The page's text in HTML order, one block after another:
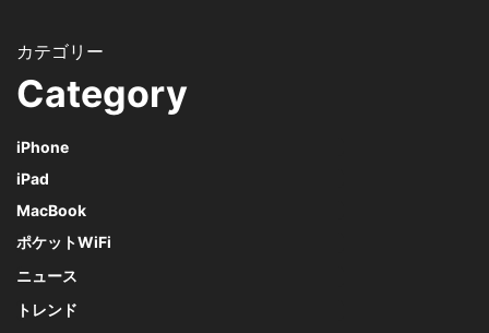
Category
iPhone
iPad
MacBook
ポケットWiFi
ニュース
トレンド